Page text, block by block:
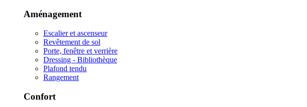
Aménagement
Escalier et ascenseur
Revêtement de sol
Porte, fenêtre et verrière
Dressing - Bibliothèque
Plafond tendu
Rangement
Confort